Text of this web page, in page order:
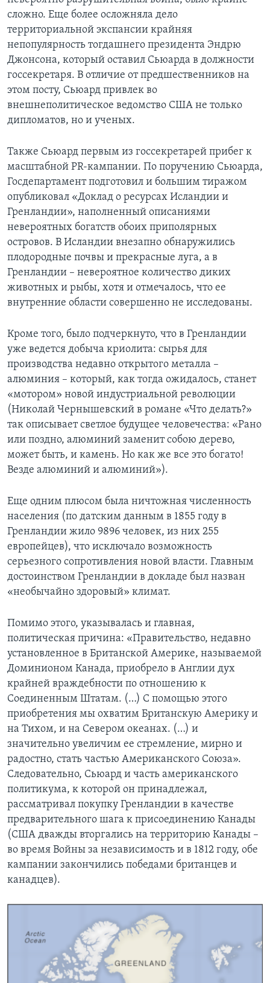
сложно. Еще более осложняла дело
территориальной экспансии крайняя
непопулярность тогдашнего президента Эндрю
Джонсона, который оставил Сьюарда в должности
госсекретаря. В отличие от предшественников на
этом посту, Сьюард привлек во
внешнеполитическое ведомство США не только
дипломатов, но и ученых.
Также Сьюард первым из госсекретарей прибег к
масштабной PR-кампании. По поручению Сьюарда,
Госдепартамент подготовил и большим тиражом
опубликовал «Доклад о ресурсах Исландии и
Гренландии», наполненный описаниями
невероятных богатств обоих приполярных
островов. В Исландии внезапно обнаружились
плодородные почвы и прекрасные луга, а в
Гренландии – невероятное количество диких
животных и рыбы, хотя и отмечалось, что ее
внутренние области совершенно не исследованы.
Кроме того, было подчеркнуто, что в Гренландии
уже ведется добыча криолита: сырья для
производства недавно открытого металла –
алюминия – который, как тогда ожидалось, станет
«мотором» новой индустриальной революции
(Николай Чернышевский в романе «Что делать?»
так описывает светлое будущее человечества: «Рано
или поздно, алюминий заменит собою дерево,
может быть, и камень. Но как же все это богато!
Везде алюминий и алюминий»).
Еще одним плюсом была ничтожная численность
населения (по датским данным в 1855 году в
Гренландии жило 9896 человек, из них 255
европейцев), что исключало возможность
серьезного сопротивления новой власти. Главным
достоинством Гренландии в докладе был назван
«необычайно здоровый» климат.
Помимо этого, указывалась и главная,
политическая причина: «Правительство, недавно
установленное в Британской Америке, называемой
Доминионом Канада, приобрело в Англии дух
крайней враждебности по отношению к
Соединенным Штатам. (…) С помощью этого
приобретения мы охватим Британскую Америку и
на Тихом, и на Севером океанах. (…) и
значительно увеличим ее стремление, мирно и
радостно, стать частью Американского Союза».
Следовательно, Сьюард и часть американского
политикума, к которой он принадлежал,
рассматривал покупку Гренландии в качестве
предварительного шага к присоединению Канады
(США дважды вторгались на территорию Канады –
во время Войны за независимость и в 1812 году, обе
кампании закончились победами британцев и
канадцев).